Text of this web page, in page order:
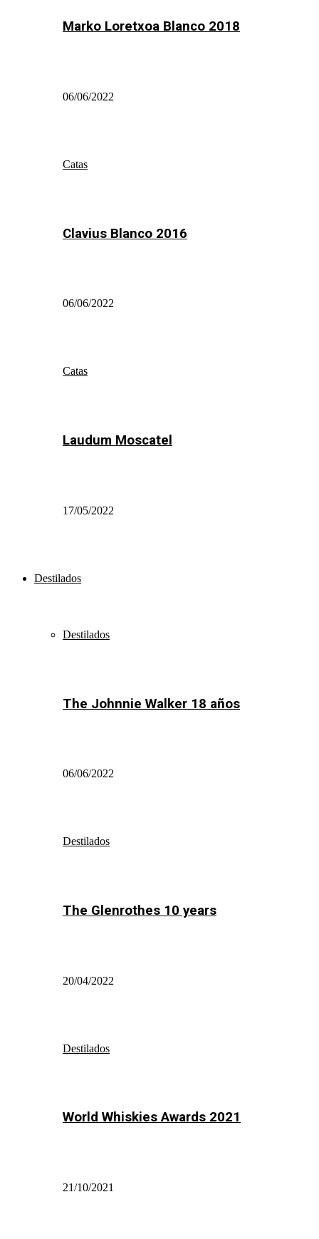
Marko Loretxoa Blanco 2018
06/06/2022
Catas
Clavius Blanco 2016
06/06/2022
Catas
Laudum Moscatel
17/05/2022
Destilados
Destilados
The Johnnie Walker 18 años
06/06/2022
Destilados
The Glenrothes 10 years
20/04/2022
Destilados
World Whiskies Awards 2021
21/10/2021